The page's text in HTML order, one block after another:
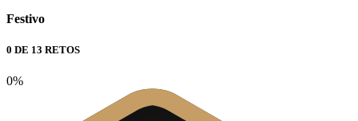
Festivo
0 DE 13 RETOS
0%